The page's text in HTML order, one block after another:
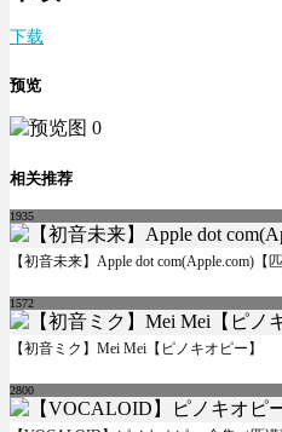
下载
预览
相关推荐
1935
【初音未来】Apple dot com(Apple.com)【匹
1572
【初音ミク】Mei Mei【ピノキオピー】
2800